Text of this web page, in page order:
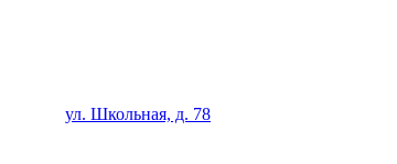
ул. Школьная, д. 78